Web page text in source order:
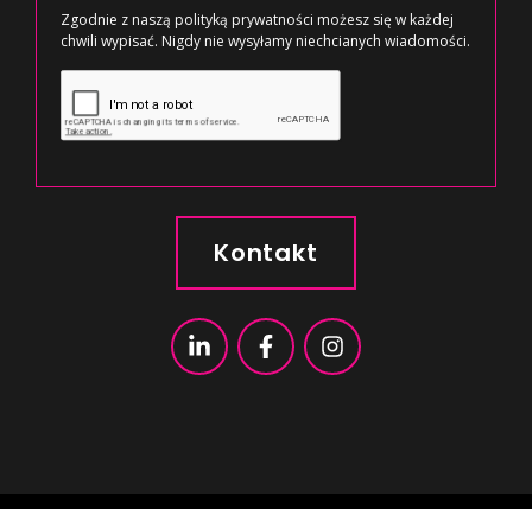
Zgodnie z naszą polityką prywatności możesz się w każdej
chwili wypisać. Nigdy nie wysyłamy niechcianych wiadomości.
Kontakt